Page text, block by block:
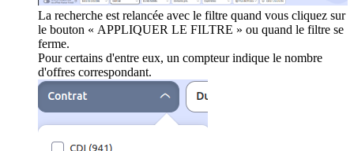
La recherche est relancée avec le filtre quand vous cliquez sur
le bouton « APPLIQUER LE FILTRE » ou quand le filtre se
ferme.
Pour certains d'entre eux, un compteur indique le nombre
d'offres correspondant.